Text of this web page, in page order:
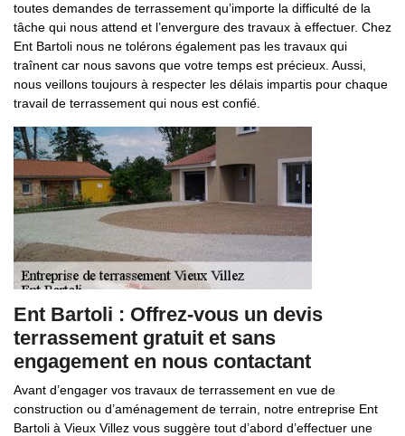
toutes demandes de terrassement qu’importe la difficulté de la
tâche qui nous attend et l’envergure des travaux à effectuer. Chez
Ent Bartoli nous ne tolérons également pas les travaux qui
traînent car nous savons que votre temps est précieux. Aussi,
nous veillons toujours à respecter les délais impartis pour chaque
travail de terrassement qui nous est confié.
Ent Bartoli : Offrez-vous un devis
terrassement gratuit et sans
engagement en nous contactant
Avant d’engager vos travaux de terrassement en vue de
construction ou d’aménagement de terrain, notre entreprise Ent
Bartoli à Vieux Villez vous suggère tout d’abord d’effectuer une